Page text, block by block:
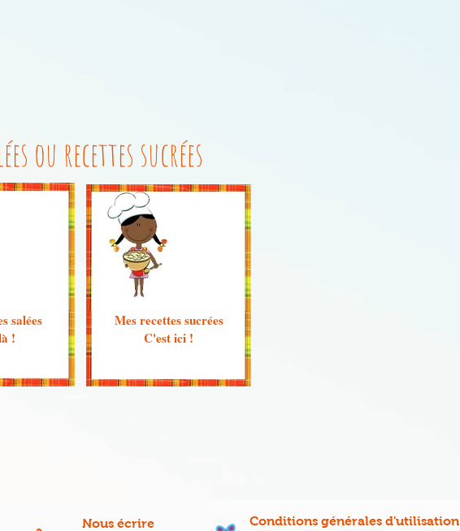
ou recettes sucrées
salées
!
Mes recettes sucrées
C'est ici !
Nous écrire Conditions générales d'utilisation